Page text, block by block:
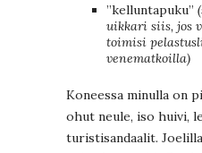
”kelluntapuku”
uikkari siis, jos
toimisi
venematkoilla)
Koneessa minulla on
ohut neule, iso huivi,
turistisandaalit.